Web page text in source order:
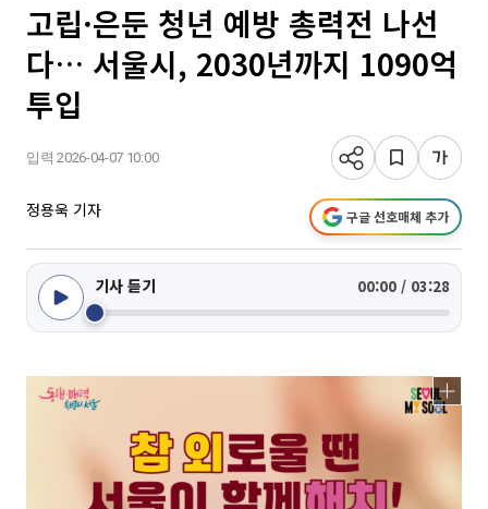
고립·은둔 청년 예방 총력전 나선
다… 서울시, 2030년까지 1090억
투입
입력 2026-04-07 10:00
정용욱 기자 구글 선호매체 추가
기사 듣기 00:00 / 03:28